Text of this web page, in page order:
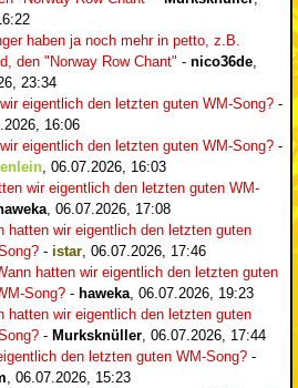
haben ja noch mehr in petto, z.B.
den "Norway Row Chant" - nico36de,
23:34
eigentlich den letzten guten WM-Song? -
16:06
eigentlich den letzten guten WM-Song? -
, 06.07.2026, 16:03
wir eigentlich den letzten guten WM-
, 06.07.2026, 17:08
hatten wir eigentlich den letzten guten
- istar, 06.07.2026, 17:46
hatten wir eigentlich den letzten guten
Song? - haweka, 06.07.2026, 19:23
hatten wir eigentlich den letzten guten
- Murksknüller, 06.07.2026, 17:44
den letzten guten WM-Song? -
, 06.07.2026, 15:23